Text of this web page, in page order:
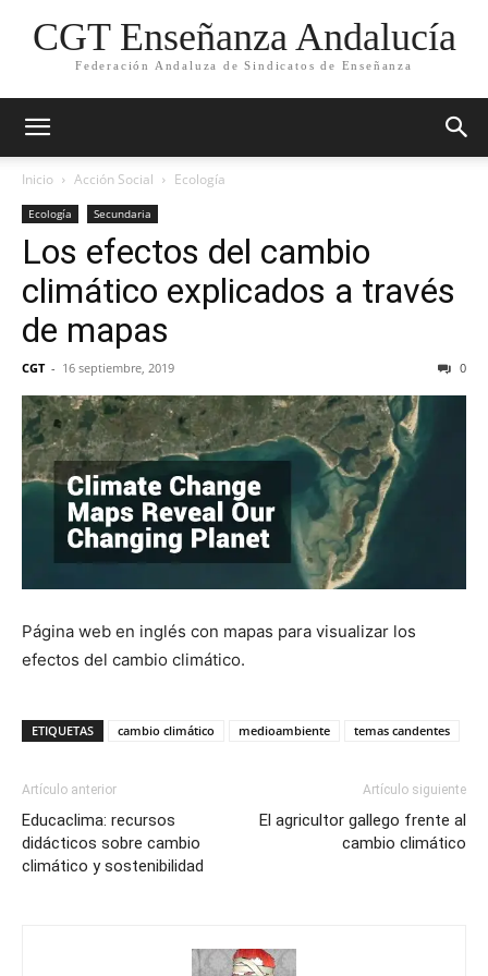
CGT Enseñanza Andalucía
Federación Andaluza de Sindicatos de Enseñanza
Inicio Acción Social Ecología
Ecología Secundaria
Los efectos del cambio
climático explicados a través
de mapas
CGT - 16 septiembre, 2019 0
Página web en inglés con mapas para visualizar los
efectos del cambio climático.
ETIQUETAS cambio climático medioambiente temas candentes
Artículo anterior
Educaclima: recursos
didácticos sobre cambio
climático y sostenibilidad
Artículo siguiente
El agricultor gallego frente al
cambio climático